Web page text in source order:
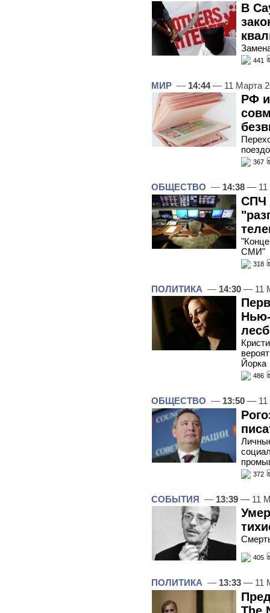
В
441
МИР — 14:44— 11 Марта
РФ
367
ОБЩЕСТВО — 14:38 — 11
СПЧ
СМИ"
318
ПОЛИТИКА — 14:30 — 11
Йорка
486
ОБЩЕСТВО — 13:50 — 11
372
СОБЫТИЯ — 13:39 — 11
405
ПОЛИТИКА — 13:33 — 11